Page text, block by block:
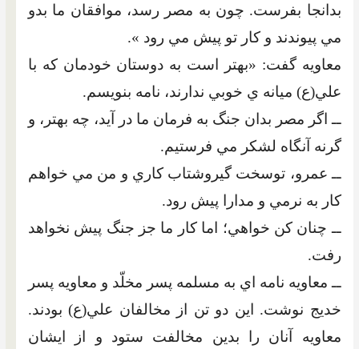
بدانجا بفرست. چون به مصر رسد، موافقان ما بدو
مي پيوندند و کار تو پيش مي رود ».
معاويه گفت: «بهتر است به دوستان خودمان که با
علي(ع) ميانه ي خوبي ندارند، نامه بنويسم.
ــ اگر مصر بدان جنگ به فرمان ما در آيد، چه بهتر، و
گرنه آنگاه لشکر مي فرستيم.
ــ عمرو، توسخت گيروشتاب کاري و من مي خواهم
کار به نرمي و مدارا پيش رود.
ــ چنان کن خواهي؛ اما کار ما جز جنگ پيش نخواهد
رفت.
ــ معاويه نامه اي به مسلمه پسر مخلّد و معاويه پسر
خديج نوشت. اين دو تن از مخالفان علي(ع) بودند.
معاويه آنان را بدين مخالفت ستود و از ايشان